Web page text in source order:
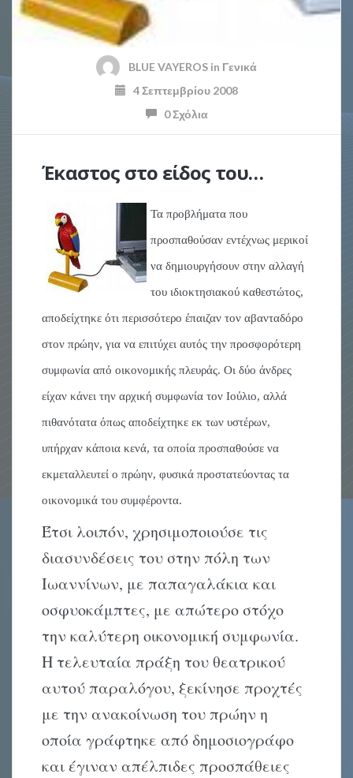
BLUE VAYEROS in Γενικά
4 Σεπτεμβρίου 2008
0 Σχόλια
Έκαστος στο είδος του…
Τα προβλήματα που
προσπαθούσαν εντέχνως μερικοί
να δημιουργήσουν στην αλλαγή
του ιδιοκτησιακού καθεστώτος,
αποδείχτηκε ότι περισσότερο έπαιζαν τον αβανταδόρο
στον πρώην, για να επιτύχει αυτός την προσφορότερη
συμφωνία από οικονομικής πλευράς. Οι δύο άνδρες
είχαν κάνει την αρχική συμφωνία τον Ιούλιο, αλλά
πιθανότατα όπως αποδείχτηκε εκ των υστέρων,
υπήρχαν κάποια κενά, τα οποία προσπαθούσε να
εκμεταλλευτεί ο πρώην, φυσικά προστατεύοντας τα
οικονομικά του συμφέροντα.
Έτσι λοιπόν, χρησιμοποιούσε τις
διασυνδέσεις του στην πόλη των
Ιωαννίνων, με παπαγαλάκια και
οσφυοκάμπτες, με απώτερο στόχο
την καλύτερη οικονομική συμφωνία.
Η τελευταία πράξη του θεατρικού
αυτού παραλόγου, ξεκίνησε προχτές
με την ανακοίνωση του πρώην η
οποία γράφτηκε από δημοσιογράφο
και έγιναν απέλπιδες προσπάθειες